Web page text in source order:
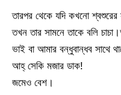
তারপর থেকে যদি কখনো শ্বশুরের
তখন তার সামনে তাকে বলি
ভাই বা আমার বন্ধুবান্ধব সাথে
আহ্ সেকি মজার ডাক!
জমেও বেশ।